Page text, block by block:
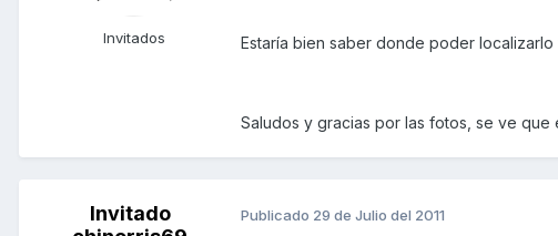
Invitados Estaría bien saber donde poder
Saludos y gracias por las fotos, se ve que
Invitado
Publicado 29 de Julio del 2011